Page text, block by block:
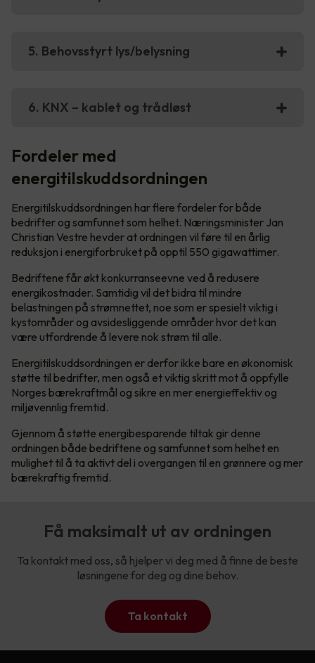
5. Behovsstyrt lys/belysning
6. KNX – kablet og trådløst
Fordeler med
energitilskuddsordningen
Energitilskuddsordningen har flere fordeler for både
bedrifter og samfunnet som helhet. Næringsminister Jan
Christian Vestre hevder at ordningen vil føre til en årlig
reduksjon i energiforbruket på opptil 550 gigawattimer.
Bedriftene får økt konkurranseevne ved å redusere
energikostnader. Samtidig vil det bidra til mindre
belastningen på strømnettet, noe som er spesielt viktig i
kystområder og avsidesliggende områder hvor det kan
være utfordrende å levere nok strøm til alle.
Energitilskuddsordningen er derfor ikke bare en økonomisk
støtte til bedrifter, men også et viktig skritt mot å oppfylle
Norges bærekraftmål og sikre en mer energieffektiv og
miljøvennlig fremtid.
Gjennom å støtte energibesparende tiltak gir denne
ordningen både bedriftene og samfunnet som helhet en
mulighet til å ta aktivt del i overgangen til en grønnere og mer
bærekraftig fremtid.
Få maksimalt ut av ordningen
Ta kontakt med oss, så hjelper vi deg med å finne de beste
løsningene for deg og dine behov.
Ta kontakt